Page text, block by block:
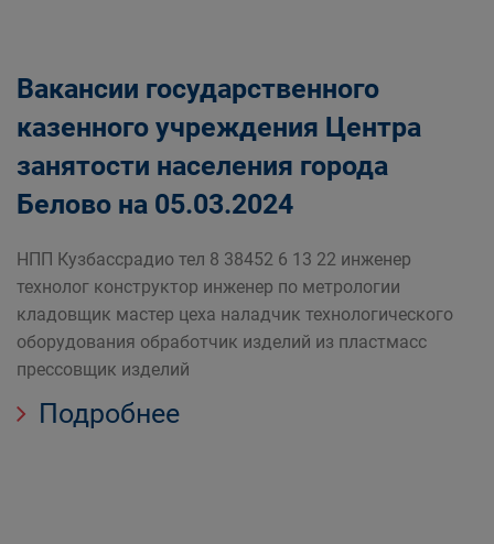
Вакансии государственного
казенного учреждения Центра
занятости населения города
Белово на 05.03.2024
НПП Кузбассрадио тел 8 38452 6 13 22 инженер
технолог конструктор инженер по метрологии
кладовщик мастер цеха наладчик технологического
оборудования обработчик изделий из пластмасс
прессовщик изделий
Подробнее